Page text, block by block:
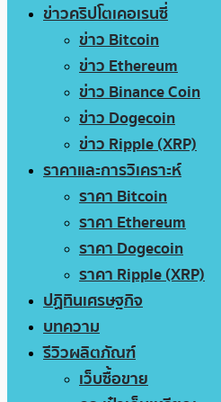
ข่าวคริปโตเคอเรนซี่
ข่าว Bitcoin
ข่าว Ethereum
ข่าว Binance Coin
ข่าว Dogecoin
ข่าว Ripple (XRP)
ราคาและการวิเคราะห์
ราคา Bitcoin
ราคา Ethereum
ราคา Dogecoin
ราคา Ripple (XRP)
ปฏิทินเศรษฐกิจ
บทความ
รีวิวผลิตภัณฑ์
เว็บซื้อขาย